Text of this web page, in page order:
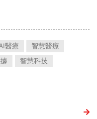
醫療
智慧醫療
智慧科技